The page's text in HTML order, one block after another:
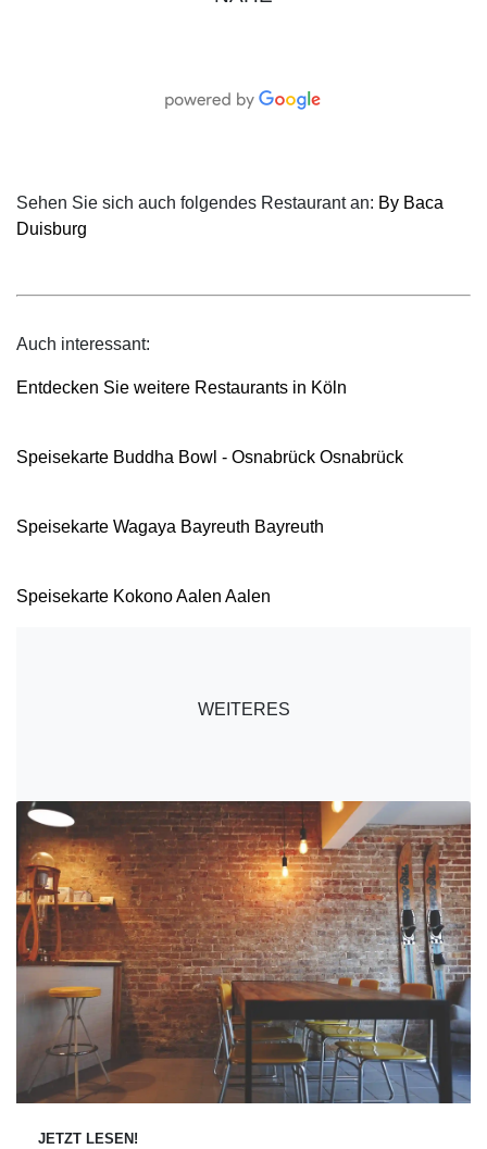
Sehen Sie sich auch folgendes Restaurant an: By Baca
Duisburg
Auch interessant:
Entdecken Sie weitere Restaurants in Köln
Speisekarte Buddha Bowl - Osnabrück Osnabrück
Speisekarte Wagaya Bayreuth Bayreuth
Speisekarte Kokono Aalen Aalen
WEITERES
JETZT LESEN!